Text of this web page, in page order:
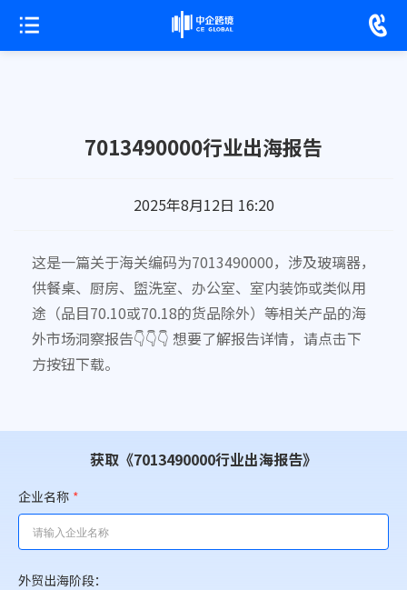
7013490000行业出海报告
2025年8月12日 16:20
这是一篇关于海关编码为7013490000，涉及玻璃器，
供餐桌、厨房、盥洗室、办公室、室内装饰或类似用
途（品目70.10或70.18的货品除外）等相关产品的海
外市场洞察报告👇👇👇 想要了解报告详情，请点击下
方按钮下载。
获取《7013490000行业出海报告》
企业名称 *
外贸出海阶段：